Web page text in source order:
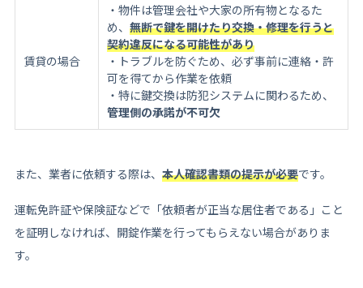
賃貸の場合
・物件は管理会社や大家の所有物となるた
め、 無断で鍵を開けたり交換・修理を行うと
契約違反になる可能性があり
・トラブルを防ぐため、必ず事前に連絡・許
可を得てから作業を依頼
・特に鍵交換は防犯システムに関わるため、
管理側の承諾が不可欠
また、業者に依頼する際は、 本人確認書類の提示が必要です。
運転免許証や保険証などで「依頼者が正当な居住者である」こと
を証明しなければ、開錠作業を行ってもらえない場合がありま
す。